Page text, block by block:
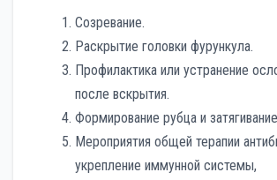
Созревание.
Раскрытие головки фурункула.
Профилактика или устранение
после вскрытия.
Формирование рубца и
Мероприятия общей терапии
укрепление иммунной системы,